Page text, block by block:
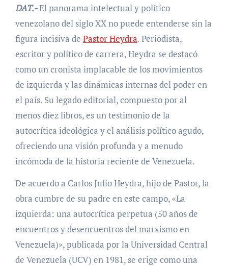
DAT.-El panorama intelectual y político
venezolano del siglo XX no puede entenderse sin la
figura incisiva de Pastor Heydra. Periodista,
escritor y político de carrera, Heydra se destacó
como un cronista implacable de los movimientos
de izquierda y las dinámicas internas del poder en
el país. Su legado editorial, compuesto por al
menos diez libros, es un testimonio de la
autocrítica ideológica y el análisis político agudo,
ofreciendo una visión profunda y a menudo
incómoda de la historia reciente de Venezuela.
De acuerdo a Carlos Julio Heydra, hijo de Pastor, la
obra cumbre de su padre en este campo, «La
izquierda: una autocrítica perpetua (50 años de
encuentros y desencuentros del marxismo en
Venezuela)», publicada por la Universidad Central
de Venezuela (UCV) en 1981, se erige como una